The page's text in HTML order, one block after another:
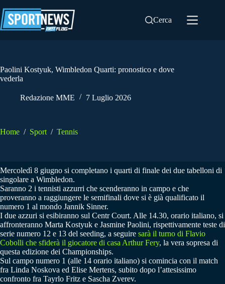
al
contenuto
Cerca
Paolini Kostyuk, Wimbledon Quarti: pronostico e dove
vederla
Redazione MME 7 Luglio 2026
Home / Sport / Tennis
Mercoledì 8 giugno si completano i quarti di finale dei due tabelloni di
singolare a Wimbledon.
Saranno 2 i tennisti azzurri che scenderanno in campo e che
proveranno a raggiungere le semifinali dove si è già qualificato il
numero 1 al mondo Jannik Sinner.
I due azzuri si esibiranno sul Centr Court. Alle 14.30, orario italiano, si
affronteranno Marta Kostyuk e Jasmine Paolini, rispettivamente teste di
serie numero 12 e 13 del seeding, a seguire sarà il turno di Flavio
Cobolli che sfiderà il giocatore di casa Arthur Fery, la vera sopresa di
questa edizione dei Championships.
Sul campo numero 1 (alle 14 orario italiano) si comincia con il match
fra Linda Noskova ed Elise Mertens, subito dopo l’attesissimo
confronto fra Tayrlo Fritz e Sascha Zverev.